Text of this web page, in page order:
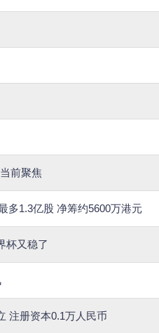
前聚焦
多1.3亿股 净筹约5600万港元
杯又稳了
注册资本0.1万人民币